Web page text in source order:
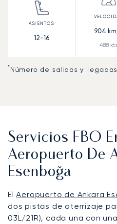
12-16
904
488
*Número de salidas y
Servicios FBO
Aeropuerto De
Esenboğa
ElAeropuerto de Ankara
dos pistas de aterrizaje
03L/21R), cada una con